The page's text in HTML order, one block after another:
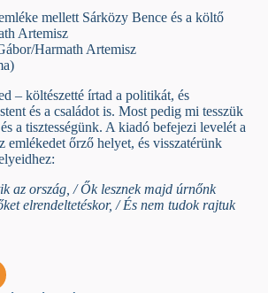
mellett Sárközy Bence és a költő
Artemisz
Harmath Artemisz
– költészetté írtad a politikát, és
és a családot is. Most pedig mi tesszük
a tisztességünk. A kiadó befejezi levelét a
emlékedet őrző helyet, és visszatérünk
az ország, / Ők lesznek majd úrnőnk
elrendeltetéskor, / És nem tudok rajtuk